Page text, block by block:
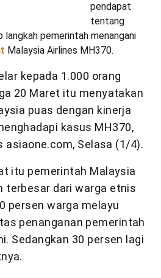
pendapat
tentang
langkah pemerintah menangani
Malaysia Airlines MH370.
kepada 1.000 orang
20 Maret itu menyatakan
puas dengan kinerja
kasus MH370,
Selasa (1/4).
itu pemerintah Malaysia
terbesar dari warga etnis
persen warga melayu
penanganan pemerintah
Sedangkan 30 persen lagi